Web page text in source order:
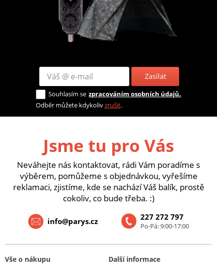
Zasílat
Souhlasím se zpracováním osobních údajů.
Odběr můžete kdykolivzrušit.
Jsme tu pro Vás
Neváhejte nás kontaktovat, rádi Vám poradíme s
výběrem, pomůžeme s objednávkou, vyřešíme
reklamaci, zjistíme, kde se nachází Váš balík, prostě
cokoliv, co bude třeba. :)
227 272 797
Po-Pá: 9:00-17:00
info@parys.cz
Vše o nákupu
Další informace